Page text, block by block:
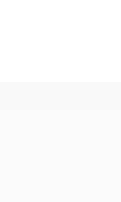
oder Früchte